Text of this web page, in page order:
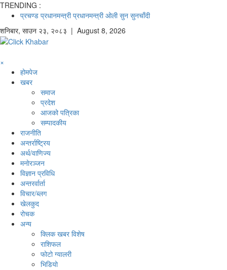
TRENDING :
प्रचण्ड प्रधानमन्त्री प्रधानमन्त्री ओली सुन सुनचाँदी
शनिबार, साउन २३, २०८३ | August 8, 2026
×
होमपेज
खबर
समाज
प्रदेश
आजको पत्रिका
सम्पादकीय
राजनीति
अन्तर्राष्ट्रिय
अर्थ/वाणिज्य
मनाेरञ्जन
विज्ञान प्रविधि
अन्तरर्वार्ता
विचार/ब्लग
खेलकुद
रोचक
अन्य
क्लिक खबर विशेष
राशिफल
फोटो ग्यालरी
भिडियो